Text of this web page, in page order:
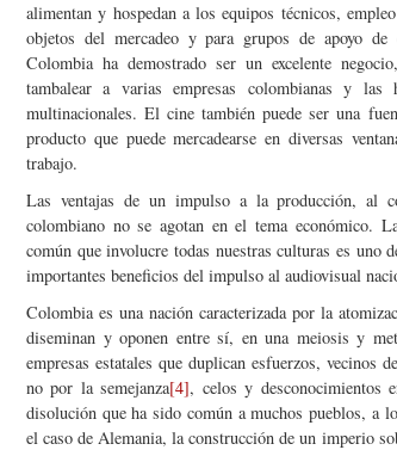
alimentan y hospedan a los equipos técnicos,
objetos del mercadeo y para grupos de apoyo
Colombia ha demostrado ser un excelente
tambalear a varias empresas colombianas y
multinacionales. El cine también puede ser una
producto que puede mercadearse en diversas
trabajo.
Las ventajas de un impulso a la producción, al
colombiano no se agotan en el tema económico.
común que involucre todas nuestras culturas es uno
importantes beneficios del impulso al audiovisual
Colombia es una nación caracterizada por la
diseminan y oponen entre sí, en una meiosis y
empresas estatales que duplican esfuerzos, vecinos
no por la semejanza[4], celos y desconocimientos
disolución que ha sido común a muchos pueblos, a
el caso de Alemania, la construcción de un imperio